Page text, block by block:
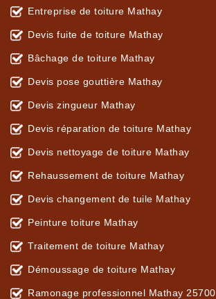
Entreprise de toiture Mathay
Devis fuite de toiture Mathay
Bâchage de toiture Mathay
Devis pose gouttière Mathay
Devis zingueur Mathay
Devis réparation de toiture Mathay
Devis nettoyage de toiture Mathay
Rehaussement de toiture Mathay
Devis changement de tuile Mathay
Peinture toiture Mathay
Traitement de toiture Mathay
Démoussage de toiture Mathay
Ramonage professionnel Mathay 25700